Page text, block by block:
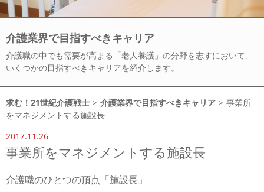
介護業界で目指すべきキャリア
介護職の中でも需要が高まる「老人養護」の分野を志すにおいて、
いくつかの目指すべきキャリアを紹介します。
求む！21世紀介護戦士 > 介護業界で目指すべきキャリア > 事業所
をマネジメントする施設長
2017.11.26
事業所をマネジメントする施設長
介護職のひとつの頂点「施設長」